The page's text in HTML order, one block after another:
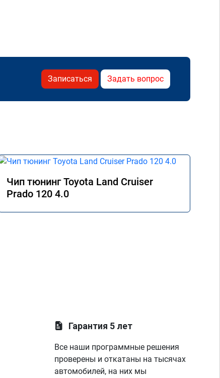
Записаться Задать вопрос
Чип тюнинг Toyota Land Cruiser
Prado 120 4.0
Гарантия 5 лет
Все наши программные решения
проверены и откатаны на тысячах
автомобилей, на них мы